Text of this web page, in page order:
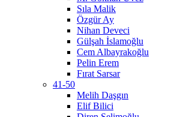
Sıla Malik
Özgür Ay
Nihan Deveci
Gülşah İslamoğlu
Cem Albayrakoğlu
Pelin Erem
Fırat Sarsar
41-50
Melih Daşgın
Elif Bilici